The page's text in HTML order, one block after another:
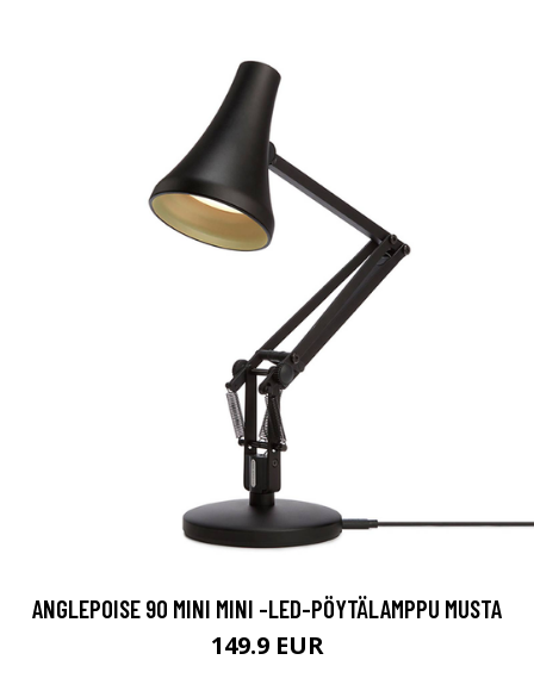
ANGLEPOISE 90 MINI MINI -LED-PÖYTÄLAMPPU MUSTA
149.9 EUR